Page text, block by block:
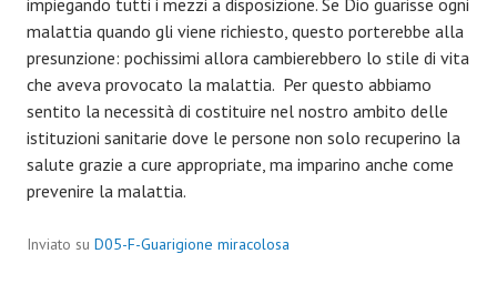
impiegando tutti i mezzi a disposizione. Se Dio guarisse ogni
malattia quando gli viene richiesto, questo porterebbe alla
presunzione: pochissimi allora cambierebbero lo stile di vita
che aveva provocato la malattia. Per questo abbiamo
sentito la necessità di costituire nel nostro ambito delle
istituzioni sanitarie dove le persone non solo recuperino la
salute grazie a cure appropriate, ma imparino anche come
prevenire la malattia.
Inviato su D05-F-Guarigione miracolosa